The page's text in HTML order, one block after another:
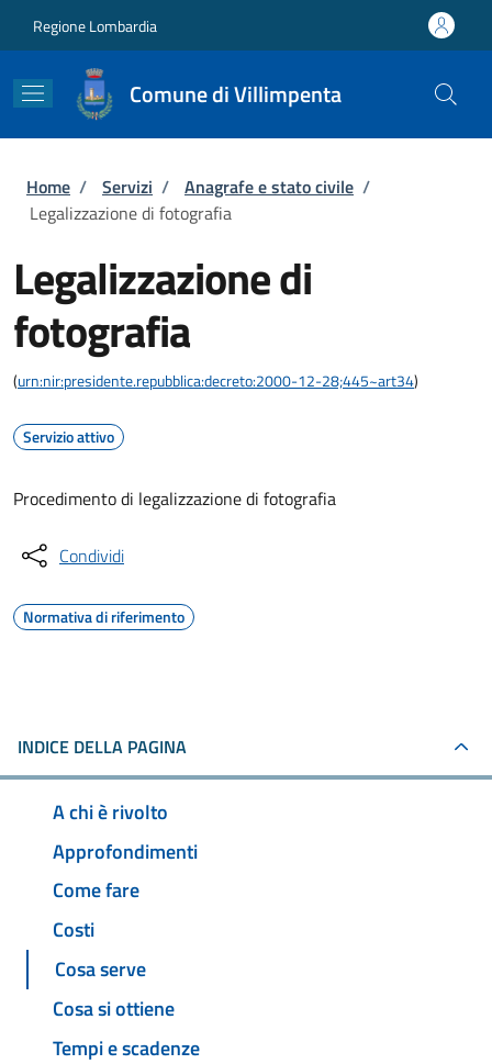
Regione Lombardia
Comune di Villimpenta
Briciole di pane
Home / Servizi / Anagrafe e stato civile /
Legalizzazione di fotografia
Legalizzazione di
fotografia
(urn:nir:presidente.repubblica:decreto:2000-12-28;445~art34)
Servizio attivo
Procedimento di legalizzazione di fotografia
Condividi
Normativa di riferimento
INDICE DELLA PAGINA
A chi è rivolto
Approfondimenti
Come fare
Costi
Cosa serve
Cosa si ottiene
Tempi e scadenze